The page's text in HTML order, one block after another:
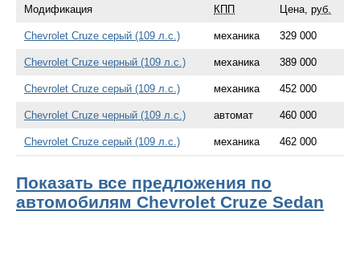
Модификация КПП Цена, руб.
Chevrolet Cruze серый (109 л.с.) механика 329 000
Chevrolet Cruze черный (109 л.с.) механика 389 000
Chevrolet Cruze серый (109 л.с.) механика 452 000
Chevrolet Cruze черный (109 л.с.) автомат 460 000
Chevrolet Cruze серый (109 л.с.) механика 462 000
Показать все предложения по
автомобилям Chevrolet Cruze Sedan